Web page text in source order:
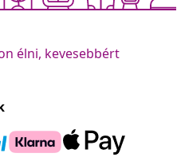
élni, kevesebbért